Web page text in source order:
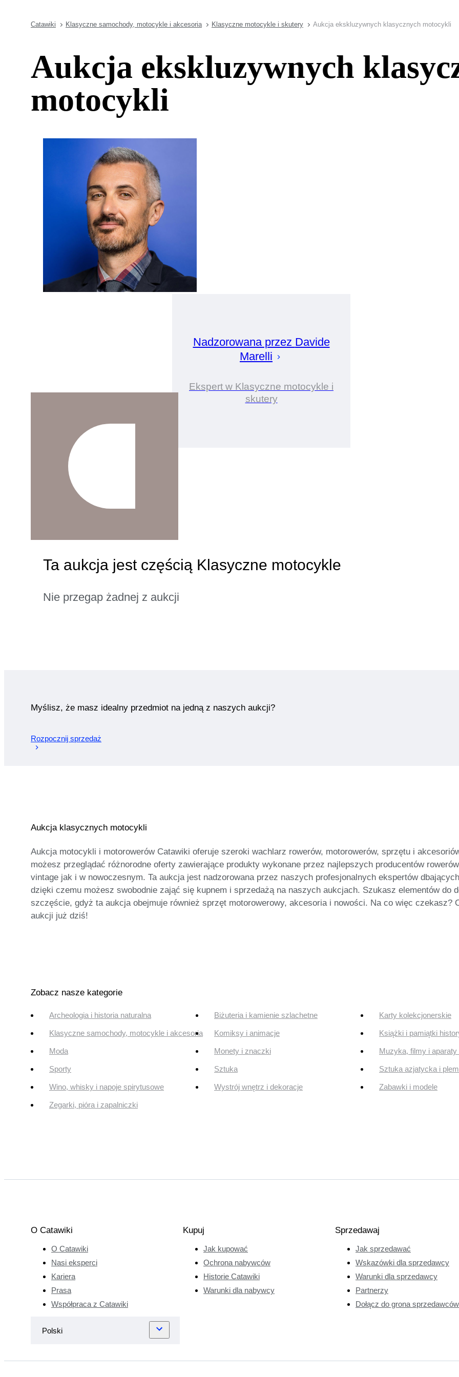
Catawiki Klasyczne samochody, motocykle i akcesoria Klasyczne motocykle i skutery Aukcja ekskluzywnych klasycznych motocykli
Aukcja ekskluzywnych
motocykli
Nadzorowana przez Davide
Marelli
Ekspert w Klasyczne motocykle i
skutery
Ta aukcja jest częścią Klasyczne motocykle
Nie przegap żadnej z aukcji
Myślisz, że masz idealny przedmiot na jedną z naszych aukcji?
Rozpocznij sprzedaż
Aukcja klasycznych motocykli
Aukcja motocykli i motorowerów Catawiki oferuje szeroki wachlarz rowerów, motorowerów, sprzętu i
możesz przeglądać różnorodne oferty zawierające produkty wykonane przez najlepszych producentów
vintage jak i w nowoczesnym. Ta aukcja jest nadzorowana przez naszych profesjonalnych ekspertów
dzięki czemu możesz swobodnie zająć się kupnem i sprzedażą na naszych aukcjach. Szukasz elementów do
szczęście, gdyż ta aukcja obejmuje również sprzęt motorowerowy, akcesoria i nowości. Na co więc czekasz?
aukcji już dziś!
Zobacz nasze kategorie
Archeologia i historia naturalna Biżuteria i kamienie szlachetne Karty kolekcjonerskie
Klasyczne samochody, motocykle i akcesoria Komiksy i animacje Książki i pamiątki
Moda Monety i znaczki Muzyka, filmy i aparaty
Sporty Sztuka Sztuka azjatycka i
Wino, whisky i napoje spirytusowe Wystrój wnętrz i dekoracje Zabawki i modele
Zegarki, pióra i zapalniczki
O Catawiki
O Catawiki
Nasi eksperci
Kariera
Prasa
Współpraca z Catawiki
Kupuj
Jak kupować
Ochrona nabywców
Historie Catawiki
Warunki dla nabywcy
Sprzedawaj
Jak sprzedawać
Wskazówki dla sprzedawcy
Warunki dla sprzedawcy
Partnerzy
Dołącz do grona